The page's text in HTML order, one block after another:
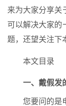
来为大家分享关
可以解决大家的
题，还望关注下
本文目录
一、戴假发
您要问的是